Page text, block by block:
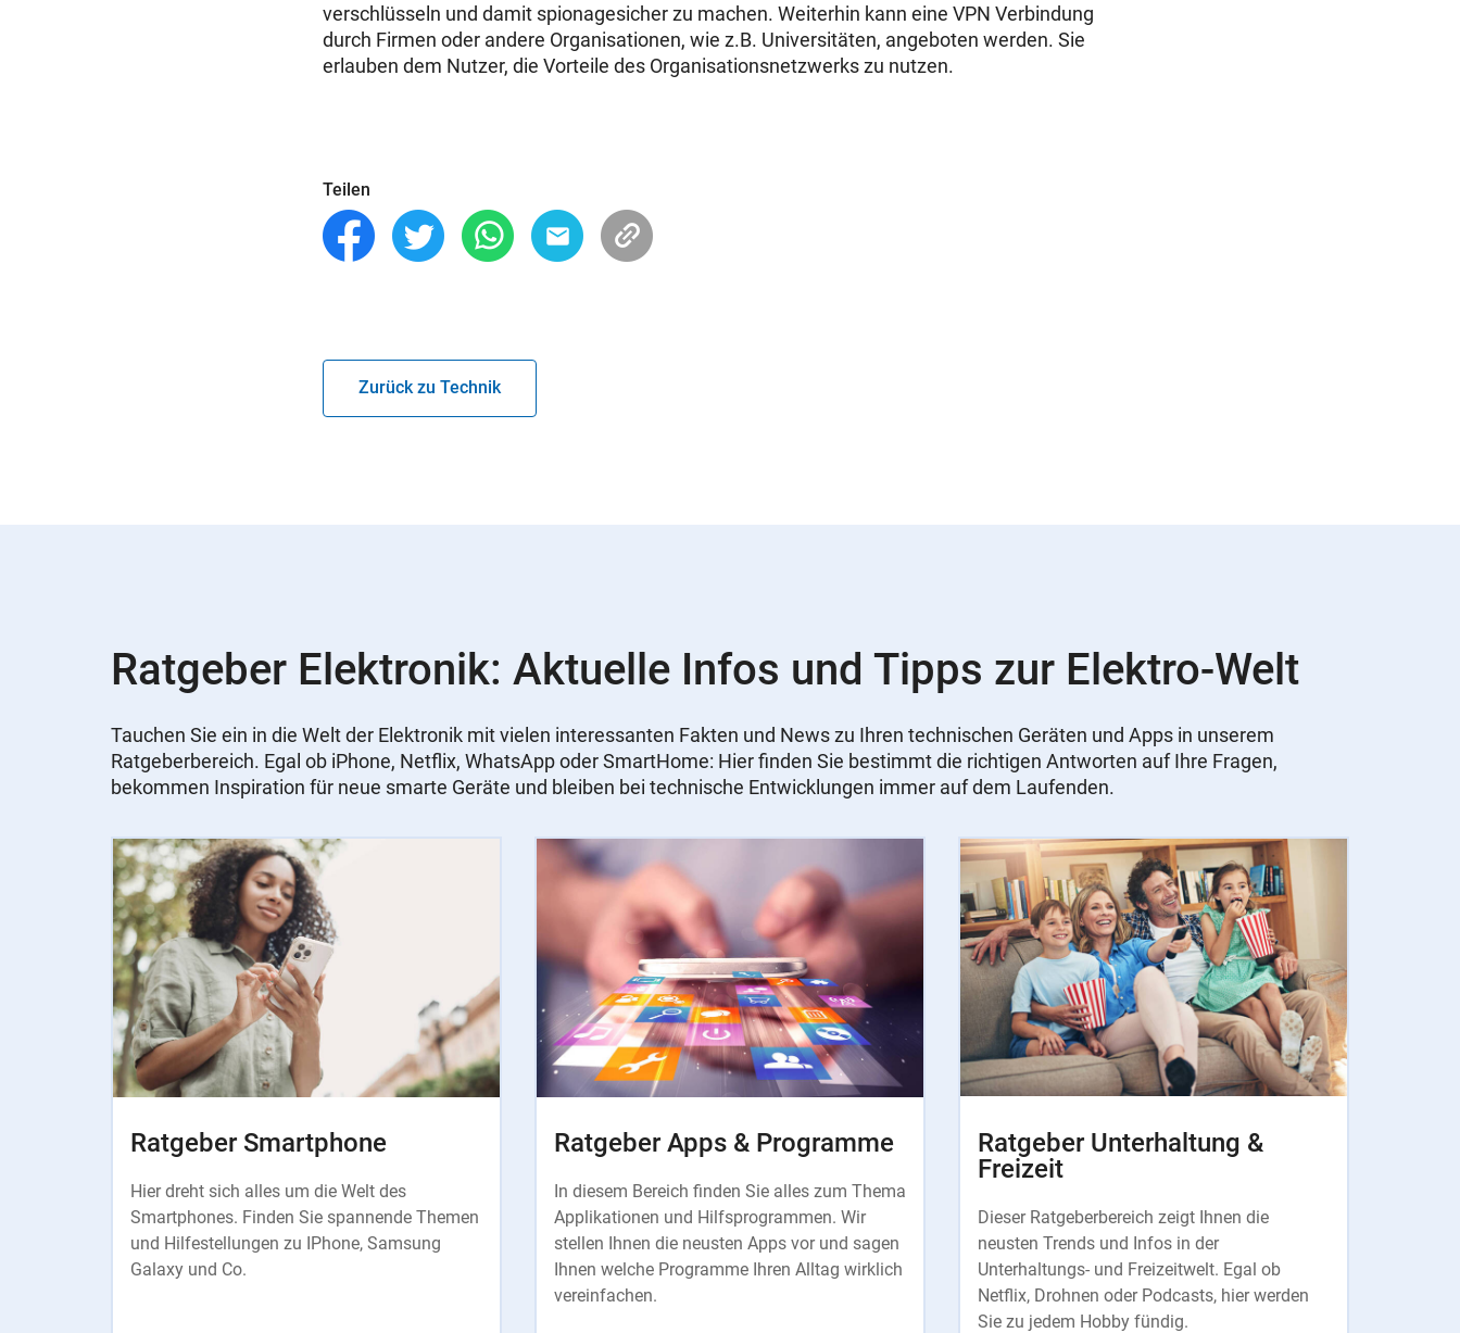
verschlüsseln und damit spionagesicherzu machen. Weiterhin kann eine VPN Verbindung
durch Firmen oder andere Organisationen, wie z.B. Universitäten, angeboten werden. Sie
erlauben dem Nutzer, die Vorteile des Organisationsnetzwerks zu nutzen.
Teilen
Zurück zu Technik
Ratgeber Elektronik: Aktuelle Infos und Tipps zur Elektro-Welt
Tauchen Sie ein in die Welt der Elektronik mit vielen interessanten Fakten und News zu Ihren technischen Geräten und Apps in unserem
Ratgeberbereich. Egal ob iPhone, Netflix, WhatsApp oder SmartHome: Hier finden Sie bestimmt die richtigen Antworten auf Ihre Fragen,
bekommen Inspiration für neue smarte Geräte und bleiben bei technische Entwicklungen immer auf dem Laufenden.
Instructions
Ratgeber Smartphone
Hier dreht sich alles um die Welt des
Smartphones. Finden Sie spannende Themen
und Hilfestellungen zu IPhone, Samsung
Galaxy und Co.
Ratgeber Apps & Programme
In diesem Bereich finden Sie alles zum Thema
Applikationen und Hilfsprogrammen. Wir
stellen Ihnen die neusten Apps vor und sagen
Ihnen welche Programme Ihren Alltag wirklich
vereinfachen.
Ratgeber Unterhaltung &
Freizeit
Dieser Ratgeberbereich zeigt Ihnen die
neusten Trends und Infos in der
Unterhaltungs- und Freizeitwelt. Egal ob
Netflix, Drohnen oder Podcasts, hier werden
Sie zu jedem Hobby fündig.